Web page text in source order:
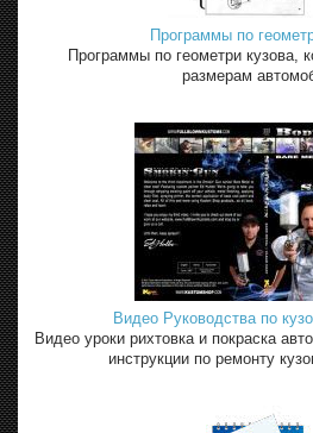
Программы по
Программы по геометри кузова,
размерам
Видео Руководства по
Видео уроки рихтовка и покраска
инструкции по ремонту